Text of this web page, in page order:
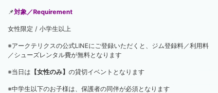
📌対象／Requirement
女性限定 / 小学生以上
※アークテリクスの公式LINEにご登録いただくと、ジム登録料／利用料
／シューズレンタル費が無料となります
※当日は 【女性のみ】 の貸切イベントとなります
※中学生以下のお子様は、保護者の同伴が必須となります